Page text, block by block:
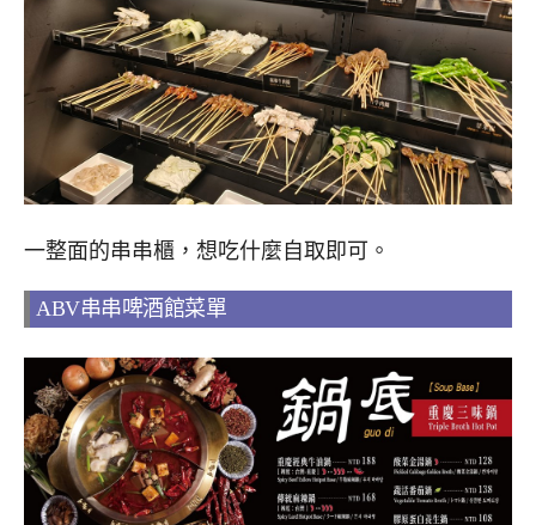
一整面的串串櫃，想吃什麼自取即可。
ABV串串啤酒館菜單